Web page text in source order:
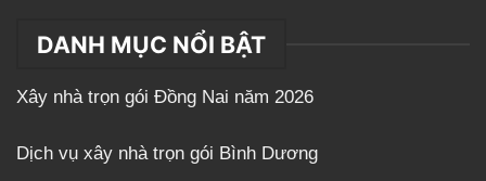
DANH MỤC NỔI BẬT
Xây nhà trọn gói Đồng Nai năm 2026
Dịch vụ xây nhà trọn gói Bình Dương